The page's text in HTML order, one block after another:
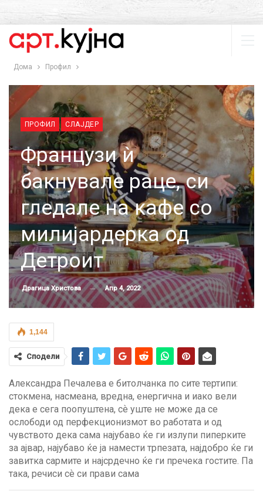
Дома Профил
ПРОФИЛ СЛАЈДЕР
Французи ѝ
бакнувале раце, си
гледале на кафе со
милијардерка од
Детроит
Драгица Христова Апр 4, 2022
1,144
Сподели
Александра Печалева е битолчанка по сите тертипи:
стокмена, насмеана, вредна, енергична и иако вели
дека е сега поопуштена, сѐ уште не може да се
ослободи од перфекционизмот во работата и од
чувството дека сама најубаво ќе ги излупи пиперките
за ајвар, најубаво ќе ја намести трпезата, најдобро ќе ги
завитка сармите и најсрдечно ќе ги пречека гостите. Па
така, речиси сѐ си прави сама